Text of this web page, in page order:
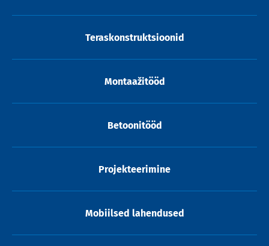
Teraskonstruktsioonid
Montaažitööd
Betoonitööd
Projekteerimine
Mobiilsed lahendused